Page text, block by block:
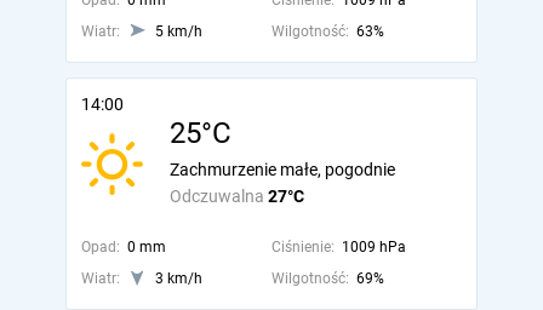
Wiatr:
5 km/h Wilgotność: 63%
14:00
25°C
Odczuwalna 27°C
Zachmurzenie małe, pogodnie
Opad: 0 mm Ciśnienie: 1009 hPa
Wiatr:
3 km/h Wilgotność: 69%